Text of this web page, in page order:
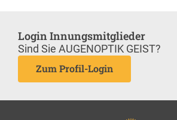
Login Innungsmitglieder
Sind Sie AUGENOPTIK GEIST?
Zum Profil-Login